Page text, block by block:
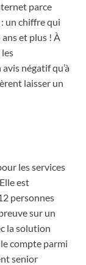
parce
un chiffre qui
ans et plus ! À
les
négatif qu’à
laisser un
les services
est
personnes
sur un
la solution
compte parmi
senior